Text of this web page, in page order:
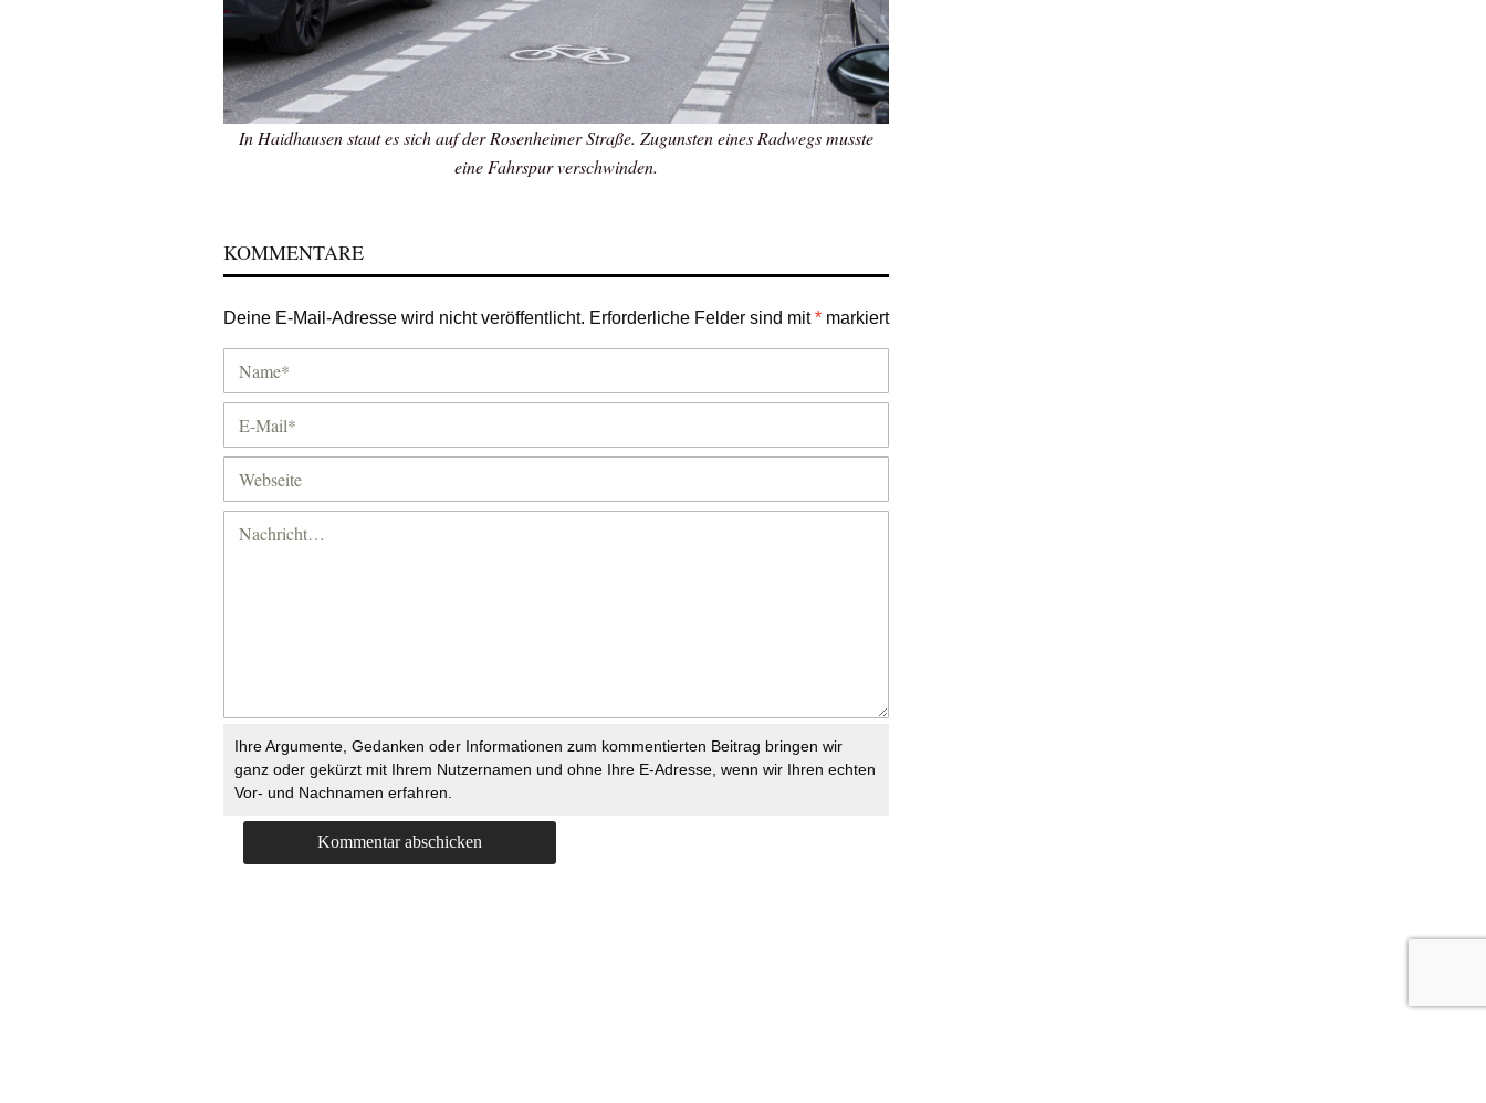
In Haidhausen staut es sich auf der Rosenheimer Straße. Zugunsten eines Radwegs musste
eine Fahrspur verschwinden.
KOMMENTARE
Deine E-Mail-Adresse wird nicht veröffentlicht. Erforderliche Felder sind mit* markiert
Ihre Argumente, Gedanken oder Informationen zum kommentierten Beitrag bringen wir
ganz oder gekürzt mit Ihrem Nutzernamen und ohne Ihre E-Adresse, wenn wir Ihren echten
Vor- und Nachnamen erfahren.